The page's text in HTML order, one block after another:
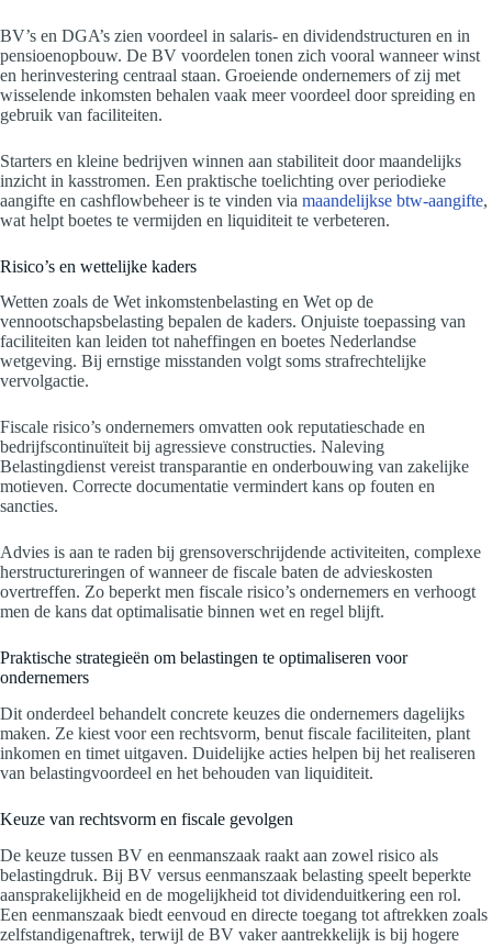
BV’s en DGA’s zien voordeel in salaris- en dividendstructuren en in
pensioenopbouw. De BV voordelen tonen zich vooral wanneer winst
en herinvestering centraal staan. Groeiende ondernemers of zij met
wisselende inkomsten behalen vaak meer voordeel door spreiding en
gebruik van faciliteiten.
Starters en kleine bedrijven winnen aan stabiliteit door maandelijks
inzicht in kasstromen. Een praktische toelichting over periodieke
aangifte en cashflowbeheer is te vinden via maandelijkse btw-aangifte,
wat helpt boetes te vermijden en liquiditeit te verbeteren.
Risico’s en wettelijke kaders
Wetten zoals de Wet inkomstenbelasting en Wet op de
vennootschapsbelasting bepalen de kaders. Onjuiste toepassing van
faciliteiten kan leiden tot naheffingen en boetes Nederlandse
wetgeving. Bij ernstige misstanden volgt soms strafrechtelijke
vervolgactie.
Fiscale risico’s ondernemers omvatten ook reputatieschade en
bedrijfscontinuïteit bij agressieve constructies. Naleving
Belastingdienst vereist transparantie en onderbouwing van zakelijke
motieven. Correcte documentatie vermindert kans op fouten en
sancties.
Advies is aan te raden bij grensoverschrijdende activiteiten, complexe
herstructureringen of wanneer de fiscale baten de advieskosten
overtreffen. Zo beperkt men fiscale risico’s ondernemers en verhoogt
men de kans dat optimalisatie binnen wet en regel blijft.
Praktische strategieën om belastingen te optimaliseren voor
ondernemers
Dit onderdeel behandelt concrete keuzes die ondernemers dagelijks
maken. Ze kiest voor een rechtsvorm, benut fiscale faciliteiten, plant
inkomen en timet uitgaven. Duidelijke acties helpen bij het realiseren
van belastingvoordeel en het behouden van liquiditeit.
Keuze van rechtsvorm en fiscale gevolgen
De keuze tussen BV en eenmanszaak raakt aan zowel risico als
belastingdruk. Bij BV versus eenmanszaak belasting speelt beperkte
aansprakelijkheid en de mogelijkheid tot dividenduitkering een rol.
Een eenmanszaak biedt eenvoud en directe toegang tot aftrekken zoals
zelfstandigenaftrek, terwijl de BV vaker aantrekkelijk is bij hogere